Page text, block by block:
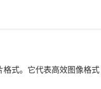
格式。它代表高效图像格式